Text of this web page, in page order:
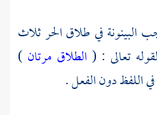
البينونة في طلاق الحر ثلاث
تعالى : ( الطلاق مرتان )
اللفظ دون الفعل .